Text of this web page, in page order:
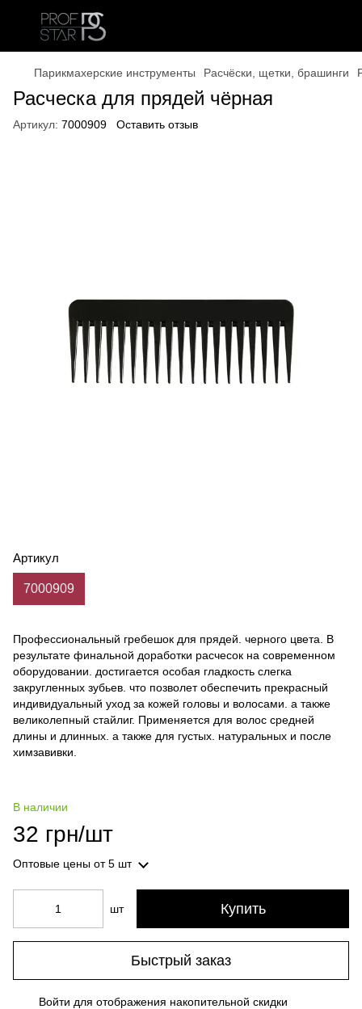
Парикмахерские инструменты Расчёски, щетки, брашинги
Расческа для прядей чёрная
Артикул: 7000909 Оставить отзыв
Артикул
7000909
Профессиональный гребешок для прядей. черного цвета. В
результате финальной доработки расчесок на современном
оборудовании. достигается особая гладкость слегка
закругленных зубьев. что позволет обеспечить прекрасный
индивидуальный уход за кожей головы и волосами. а также
великолепный стайлиг. Применяется для волос средней
длины и длинных. а также для густых. натуральных и после
химзавивки.
В наличии
32 грн/шт
Оптовые цены от 5 шт
шт Купить
Быстрый заказ
Войти для отображения накопительной скидки